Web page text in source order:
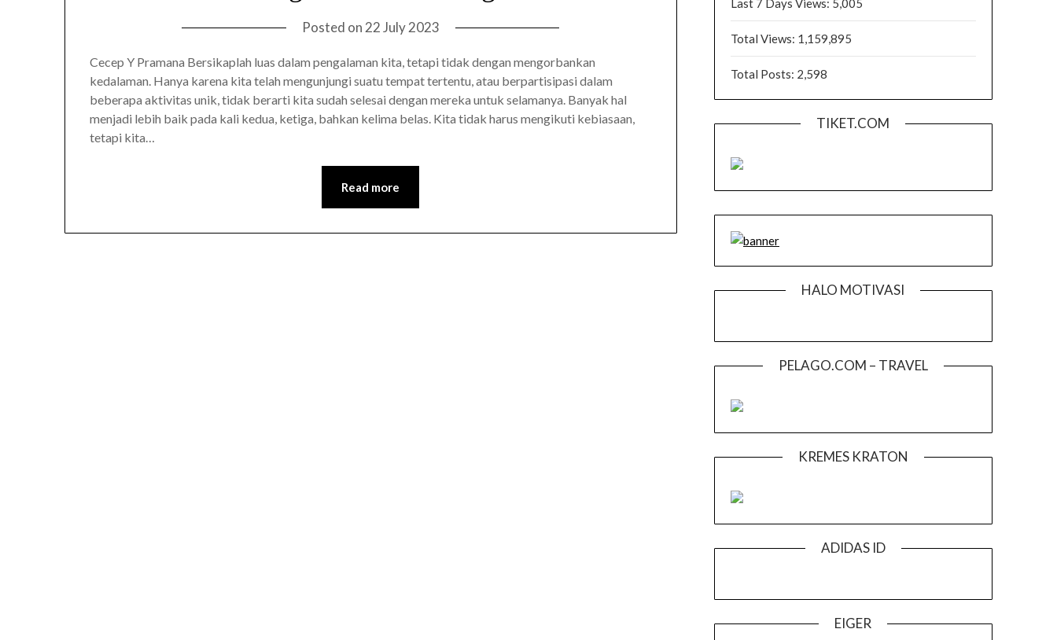
Posted on 22 July 2023
Cecep Y Pramana Bersikaplah luas dalam pengalaman kita, tetapi tidak dengan mengorbankan
kedalaman. Hanya karena kita telah mengunjungi suatu tempat tertentu, atau berpartisipasi dalam
beberapa aktivitas unik, tidak berarti kita sudah selesai dengan mereka untuk selamanya. Banyak hal
menjadi lebih baik pada kali kedua, ketiga, bahkan kelima belas. Kita tidak harus mengikuti kebiasaan,
tetapi kita…
Read more
Last 7 Days Views: 5,005
Total Views: 1,159,895
Total Posts: 2,598
TIKET.COM
HALO MOTIVASI
PELAGO.COM – TRAVEL
KREMES KRATON
ADIDAS ID
EIGER